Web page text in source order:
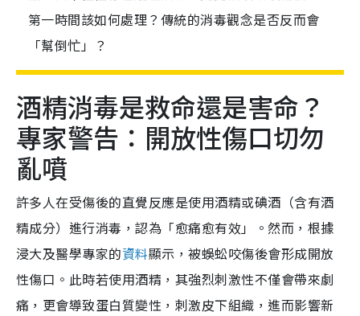
第一時間該如何處理？傳統的消毒觀念是否反而會
「幫倒忙」？
酒精消毒是救命還是害命？
專家警告：開放性傷口切勿
亂噴
許多人在受傷後的直覺反應是使用酒精或碘酒（含有酒
精成分）進行消毒，認為「愈痛愈有效」。然而，根據
浸大及醫學專家的資料顯示，被蜈蚣咬傷後會形成開放
性傷口。此時若使用酒精，其強烈刺激性不僅會帶來劇
痛，更會導致蛋白質變性，刺激皮下組織，進而影響新